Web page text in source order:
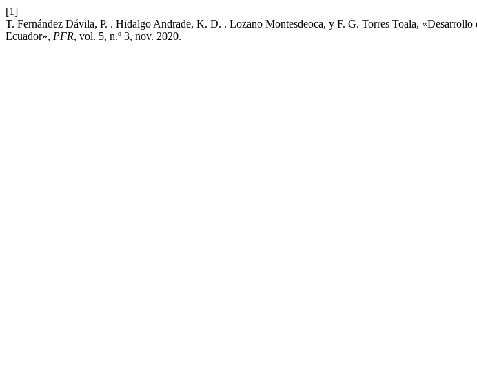
[1]
T. Fernández Dávila, P. . Hidalgo Andrade, K. D. . Lozano Montesdeoca, y F. G. Torres Toala,
Ecuador», PFR, vol. 5, n.º 3, nov. 2020.